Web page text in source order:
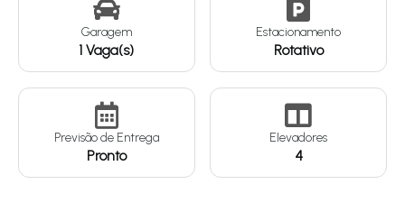
Garagem
1 Vaga(s)
Estacionamento
Rotativo
Previsão de Entrega
Pronto
Elevadores
4